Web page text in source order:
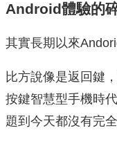
Android體驗的
其實長期以來
比方說像是返回鍵
按鍵智慧型手機時
題到今天都沒有完全